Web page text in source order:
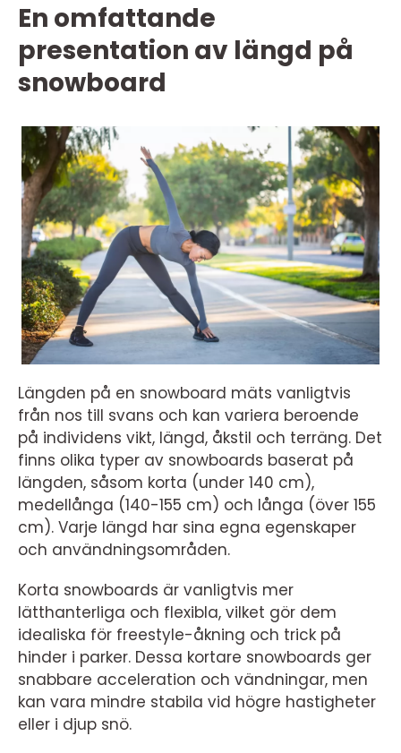
En omfattande
presentation av längd på
snowboard
Längden på en snowboard mäts vanligtvis
från nos till svans och kan variera beroende
på individens vikt, längd, åkstil och terräng. Det
finns olika typer av snowboards baserat på
längden, såsom korta (under 140 cm),
medellånga (140-155 cm) och långa (över 155
cm). Varje längd har sina egna egenskaper
och användningsområden.
Korta snowboards är vanligtvis mer
lätthanterliga och flexibla, vilket gör dem
idealiska för freestyle-åkning och trick på
hinder i parker. Dessa kortare snowboards ger
snabbare acceleration och vändningar, men
kan vara mindre stabila vid högre hastigheter
eller i djup snö.